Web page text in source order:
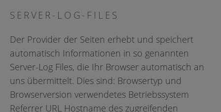
SERVER-LOG-FILES
Der Provider der Seiten erhebt und speichert
automatisch Informationen in so genannten
Server-Log Files, die Ihr Browser automatisch an
uns übermittelt. Dies sind: Browsertyp und
Browserversion verwendetes Betriebssystem
Referrer URL Hostname des zugreifenden